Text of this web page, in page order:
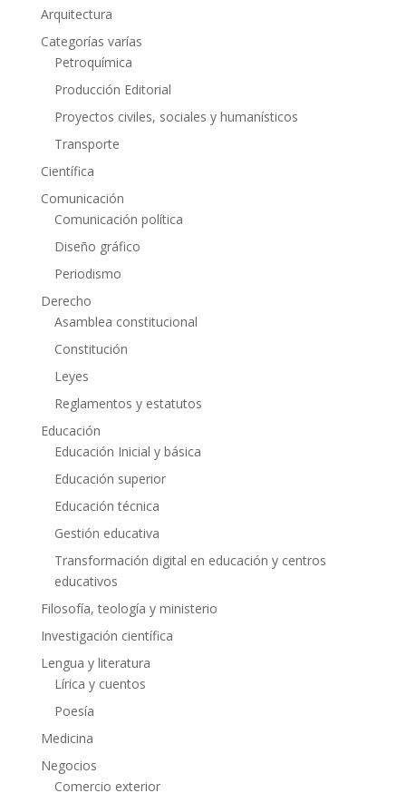
Arquitectura
Categorías varías
Petroquímica
Producción Editorial
Proyectos civiles, sociales y humanísticos
Transporte
Científica
Comunicación
Comunicación política
Diseño gráfico
Periodismo
Derecho
Asamblea constitucional
Constitución
Leyes
Reglamentos y estatutos
Educación
Educación Inicial y básica
Educación superior
Educación técnica
Gestión educativa
Transformación digital en educación y centros
educativos
Filosofía, teología y ministerio
Investigación científica
Lengua y literatura
Lírica y cuentos
Poesía
Medicina
Negocios
Comercio exterior